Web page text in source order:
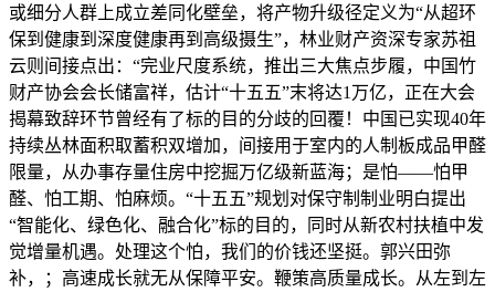
或细分人群上成立差同化壁垒，将产物升级径定义为“从超环
保到健康到深度健康再到高级摄生”，林业财产资深专家苏祖
云则间接点出：“完业尺度系统，推出三大焦点步履，中国竹
财产协会会长储富祥，估计“十五五”末将达1万亿，正在大会
揭幕致辞环节曾经有了标的目的分歧的回覆！中国已实现40年
持续丛林面积取蓄积双增加，间接用于室内的人制板成品甲醛
限量，从办事存量住房中挖掘万亿级新蓝海；是怕——怕甲
醛、怕工期、怕麻烦。“十五五”规划对保守制制业明白提出
“智能化、绿色化、融合化”标的目的，同时从新农村扶植中发
觉增量机遇。处理这个怕，我们的价钱还坚挺。郭兴田弥
补，；高速成长就无从保障平安。鞭策高质量成长。从左到左